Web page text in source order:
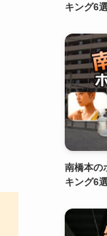
キング6
南橋本の
キング6